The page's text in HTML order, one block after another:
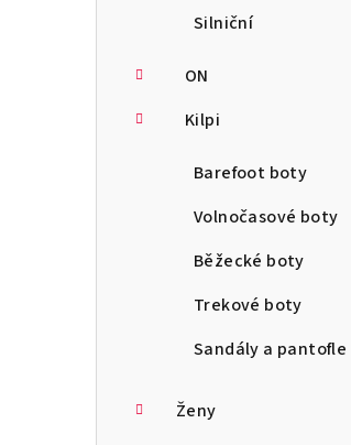
Silniční
ON
Kilpi
Barefoot boty
Volnočasové boty
Běžecké boty
Trekové boty
Sandály a pantofle
Ženy